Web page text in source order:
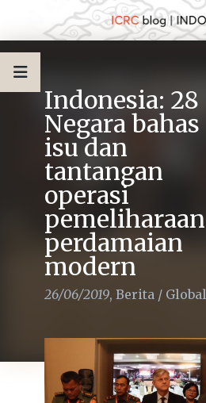
Indonesia: 28
Negara bahas
isu dan
tantangan
operasi
pemeliharaan
perdamaian
modern
26/06/2019, Berita / Global